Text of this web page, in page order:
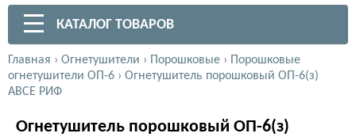
КАТАЛОГ ТОВАРОВ
Главная › Огнетушители › Порошковые ›
Порошковые
огнетушители ОП-6 › Огнетушитель порошковый ОП-6(з)
АВСЕ РИФ
Огнетушитель порошковый ОП-6(з)